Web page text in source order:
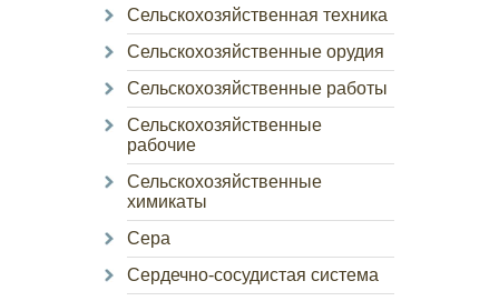
Сельскохозяйственная техника
Сельскохозяйственные орудия
Сельскохозяйственные работы
Сельскохозяйственные
рабочие
Сельскохозяйственные
химикаты
Сера
Сердечно-сосудистая система